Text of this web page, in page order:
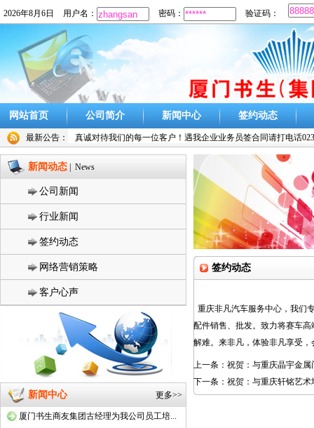
2026年8月6日 用户名： 密码： 验证码：
网站首页 公司简介 新闻中心 签约动态
最新公告： 真诚对待我们的每一位客户！遇我企业业务员签合同请打电话
新闻动态 | News
公司新闻
行业新闻
签约动态
网络营销策略
客户心声
新闻中心 更多>>
厦门书生商友集团古经理为我公司员工培...
签约动态
重庆非凡汽车服务中心，我们
配件销售、批发。致力将赛车
解难。来非凡，体验非凡享受
上一条： 祝贺：与重庆晶宇金
下一条： 祝贺：与重庆轩铭艺